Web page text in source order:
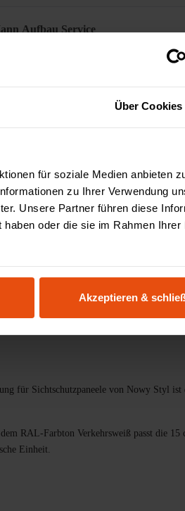
Über Cookies
für soziale Medien anbieten
zu Ihrer Verwendung
Unsere Partner führen diese
oder die sie im Rahmen Ihrer
Akzeptieren &
Aufbau Service
für Sichtschutzpaneele von Nowy Styl
RAL-Farbton Verkehrsweiß passt die
Einheit.